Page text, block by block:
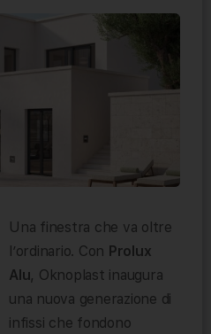
Una finestra che va oltre
l’ordinario. Con Prolux
Alu, Oknoplast inaugura
una nuova generazione di
infissi che fondono